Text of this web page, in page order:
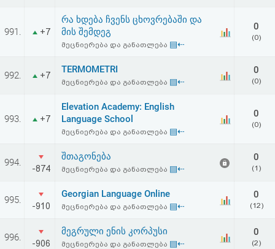
991. +7
რა ხდება ჩვენს ცხოვრებაში და
მის შემდეგ
მეცნიერება და განათლება ▤⇠
0
(0)
992. +7
TERMOMETRI
მეცნიერება და განათლება ▤⇠
0
(0)
993. +7
Elevation Academy: English
Language School
მეცნიერება და განათლება ▤⇠
0
(0)
994.
-874
შთაგონება
მეცნიერება და განათლება ▤⇠
0
(1)
995.
-910
Georgian Language Online
მეცნიერება და განათლება ▤⇠
0
(12)
996.
-906
მეგრული ენის კორპუსი
მეცნიერება და განათლება ▤⇠
0
(2)